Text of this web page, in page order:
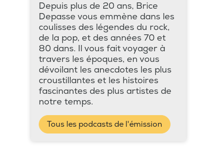
Depuis plus de 20 ans, Brice
Depasse vous emmène dans les
coulisses des légendes du rock,
de la pop, et des années 70 et
80 dans. Il vous fait voyager à
travers les époques, en vous
dévoilant les anecdotes les plus
croustillantes et les histoires
fascinantes des plus artistes de
notre temps.
Tous les podcasts de l'émission